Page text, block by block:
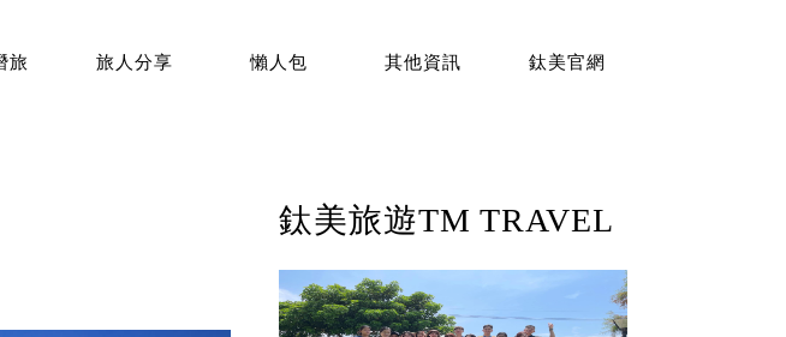
旅 旅人分享 懶人包 其他資訊 鈦美官網
鈦美旅遊TM TRAVEL